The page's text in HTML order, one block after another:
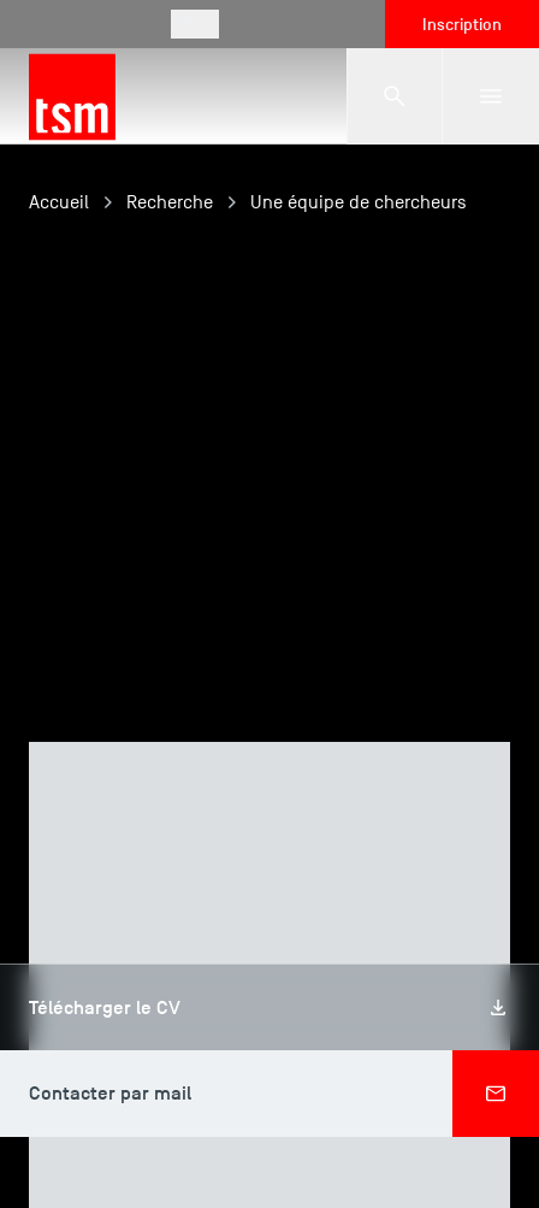
Inscription
L'école
Accueil Recherche Une équipe de chercheurs
Télécharger le CV
Contacter par mail